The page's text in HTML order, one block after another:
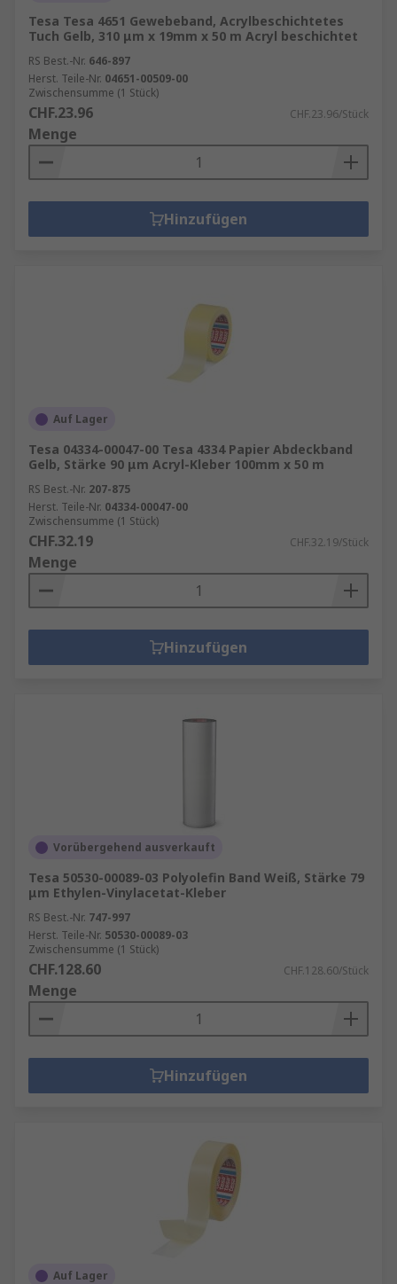
Tesa Tesa 4651 Gewebeband, Acrylbeschichtetes
Tuch Gelb, 310 μm x 19mm x 50 m Acryl beschichtet
RS Best.-Nr. 646-897
Herst. Teile-Nr. 04651-00509-00
Zwischensumme (1 Stück)
CHF.23.96 CHF.23.96/Stück
Menge
Hinzufügen
Auf Lager
Tesa 04334-00047-00 Tesa 4334 Papier Abdeckband
Gelb, Stärke 90 μm Acryl-Kleber 100mm x 50 m
RS Best.-Nr. 207-875
Herst. Teile-Nr. 04334-00047-00
Zwischensumme (1 Stück)
CHF.32.19 CHF.32.19/Stück
Menge
Hinzufügen
Vorübergehend ausverkauft
Tesa 50530-00089-03 Polyolefin Band Weiß, Stärke 79
μm Ethylen-Vinylacetat-Kleber
RS Best.-Nr. 747-997
Herst. Teile-Nr. 50530-00089-03
Zwischensumme (1 Stück)
CHF.128.60 CHF.128.60/Stück
Menge
Hinzufügen
Auf Lager